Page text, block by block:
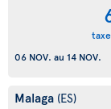
06 NOV. au 14 NOV.
Malaga (ES)